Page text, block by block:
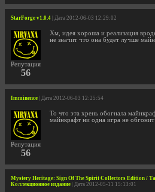
StarForge v1.0.4 | Дата 2012-06-03 12:29:02
Репутация
56
Хм, идея хороша и реализация
не значит что она будет лучше
Imminence | Дата 2012-06-03 12:25:54
Репутация
56
То что эта хрень обогнала
майнкрафт ни одна игра не
Mystery Heritage: Sign Of The Spirit Collectors Edition /
Коллекционное издание | Дата 2012-05-11 15:13:01